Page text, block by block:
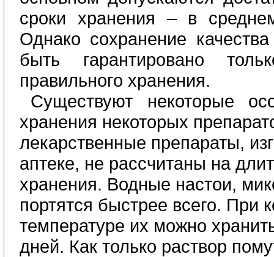
сроки хранения – в
Однако сохранение
быть гарантировано
правильного хранения.
Существуют некоторые
хранения некоторых
лекарственные препараты,
аптеке, не рассчитаны на
хранения. Водные настои,
портятся быстрее всего. При
температуре их можно
дней. Как только раствор